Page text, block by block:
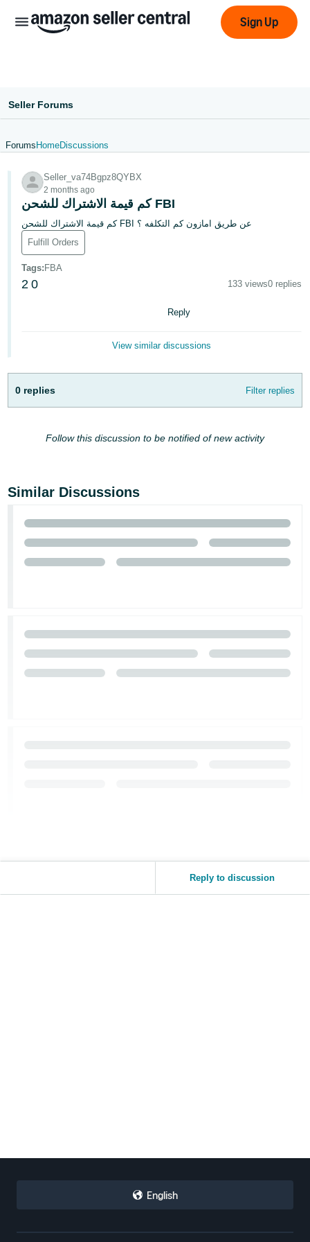
English
- AE
English
- AE
中
文
Sign
Up
Sign Up
Seller Forums
Forums HomeDiscussions
Seller_va74Bgpz8QYBX
2 months ago
كم قيمة الاشتراك للشحن FBI
كم قيمة الاشتراك للشحن FBI عن طريق امازون كم التكلفه ؟
Fulfill Orders
Tags: FBA
2 0 133 views0 replies
Reply
View similar discussions
0 replies Filter replies
Follow this discussion to be notified of new activity
Similar Discussions
Reply to discussion
English